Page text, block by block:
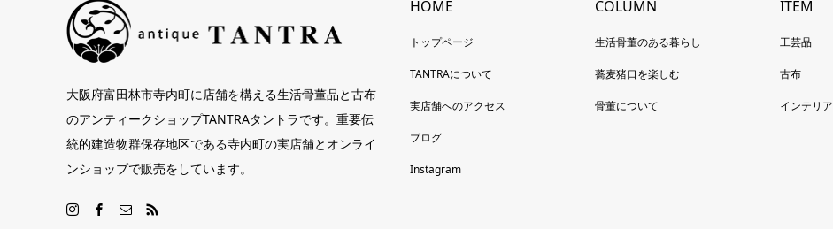
大阪府富田林市寺内町に店舗を構える生活骨董品と古布
のアンティークショップTANTRAタントラです。重要伝
統的建造物群保存地区である寺内町の実店舗とオンライ
ンショップで販売をしています。
HOME
トップページ
TANTRAについて
実店舗へのアクセス
ブログ
Instagram
COLUMN
生活骨董のある暮らし
蕎麦猪口を楽しむ
骨董について
ITEM
工芸品
古布
インテリア